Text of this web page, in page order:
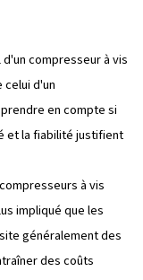
LA DURÉE